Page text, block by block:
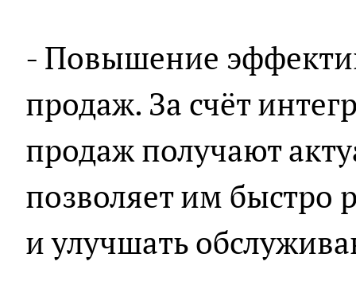
- Повышение
продаж. За счёт
продаж получают
позволяет им быстро
и улучшать